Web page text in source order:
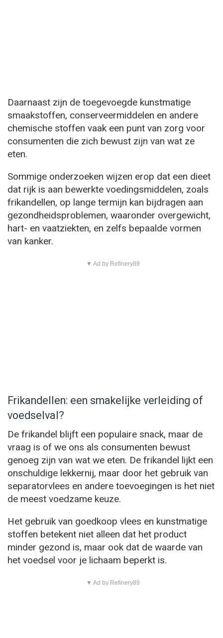
Daarnaast zijn de toegevoegde kunstmatige
smaakstoffen, conserveermiddelen en andere
chemische stoffen vaak een punt van zorg voor
consumenten die zich bewust zijn van wat ze
eten.
Sommige onderzoeken wijzen erop dat een dieet
dat rijk is aan bewerkte voedingsmiddelen, zoals
frikandellen, op lange termijn kan bijdragen aan
gezondheidsproblemen, waaronder overgewicht,
hart- en vaatziekten, en zelfs bepaalde vormen
van kanker.
▼ Ad by Refinery89
Frikandellen: een smakelijke verleiding of
voedselval?
De frikandel blijft een populaire snack, maar de
vraag is of we ons als consumenten bewust
genoeg zijn van wat we eten. De frikandel lijkt een
onschuldige lekkernij, maar door het gebruik van
separatorvlees en andere toevoegingen is het niet
de meest voedzame keuze.
Het gebruik van goedkoop vlees en kunstmatige
stoffen betekent niet alleen dat het product
minder gezond is, maar ook dat de waarde van
het voedsel voor je lichaam beperkt is.
▼ Ad by Refinery89